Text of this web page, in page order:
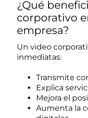
¿Qué
corporativo
empresa?
Un video
inmediatas:
Transmite
Explica
Mejora el
Aumenta la